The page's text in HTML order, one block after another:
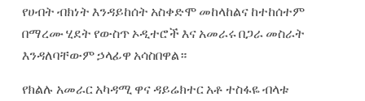
የሀብት ብክነት እንዳይከሰት አስቀድሞ መከላከልና ከተከሰተም
በማረሙ ሂደት የውስጥ ኦዲተሮች እና አመራሩ በጋራ መስራት
እንዳለባቸውም ኃላፊዋ አሳስበዋል።
የክልሉ አመራር አካዳሚ ዋና ዳይሬክተር አቶ ተስፋዬ ብላቱ